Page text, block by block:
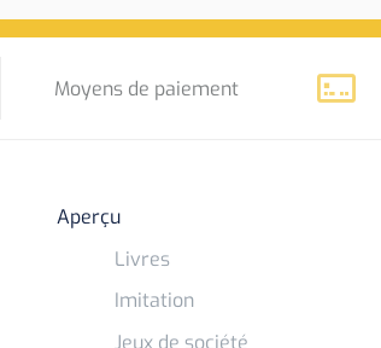
Moyens de paiement
Aperçu
Livres
Imitation